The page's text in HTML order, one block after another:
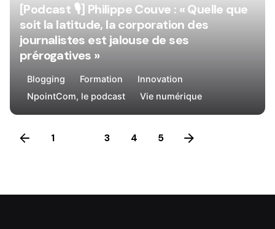
[Podcast 🎙] Philippe Couve : « Quelle que
soit la latitude, la corporation des
journalistes est jalouse de ses
prérogatives »
Blogging Formation
Innovation
NpointCom, le podcast
Vie numérique
1 3 4 5